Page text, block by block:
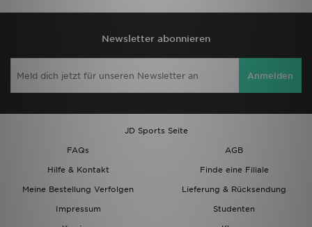
Newsletter abonnieren
Anmelden
JD Sports Seite
FAQs
AGB
Hilfe & Kontakt
Finde eine Filiale
Meine Bestellung Verfolgen
Lieferung & Rücksendung
Impressum
Studenten